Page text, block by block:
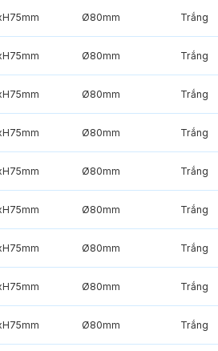
Ø80mm Trắng
Ø80mm Trắng
Ø80mm Trắng
Ø80mm Trắng
Ø80mm Trắng
Ø80mm Trắng
Ø80mm Trắng
Ø80mm Trắng
Ø80mm Trắng